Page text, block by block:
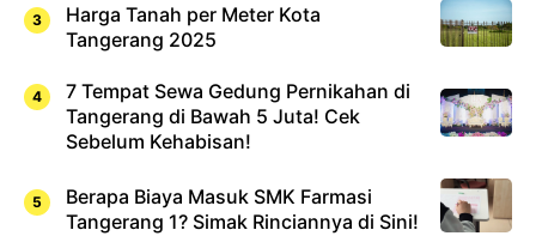
Harga Tanah per Meter Kota
Tangerang 2025
7 Tempat Sewa Gedung Pernikahan di
Tangerang di Bawah 5 Juta! Cek
Sebelum Kehabisan!
Berapa Biaya Masuk SMK Farmasi
Tangerang 1? Simak Rinciannya di Sini!